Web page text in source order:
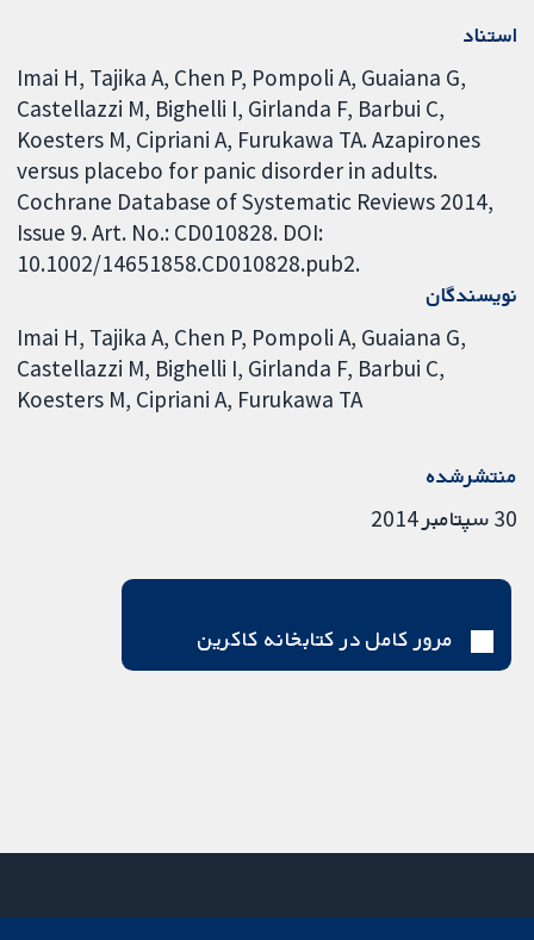
استناد
Imai H, Tajika A, Chen P, Pompoli A, Guaiana G,
Castellazzi M, Bighelli I, Girlanda F, Barbui C,
Koesters M, Cipriani A, Furukawa TA. Azapirones
versus placebo for panic disorder in adults.
Cochrane Database of Systematic Reviews 2014,
Issue 9. Art. No.: CD010828. DOI:
10.1002/14651858.CD010828.pub2.
نویسندگان
Imai H Tajika A Chen P Pompoli A Guaiana G
Castellazzi M Bighelli I Girlanda F Barbui C
Koesters M Cipriani A Furukawa TA
منتشرشده
30 سپتامبر 2014
مرور کامل در کتابخانه کاکرین